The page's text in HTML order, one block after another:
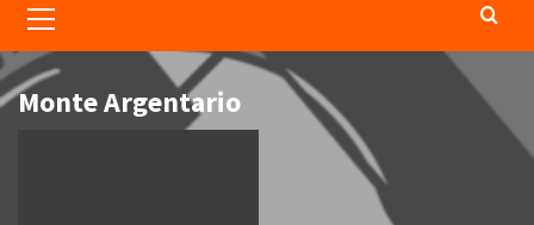
Menu
Monte Argentario